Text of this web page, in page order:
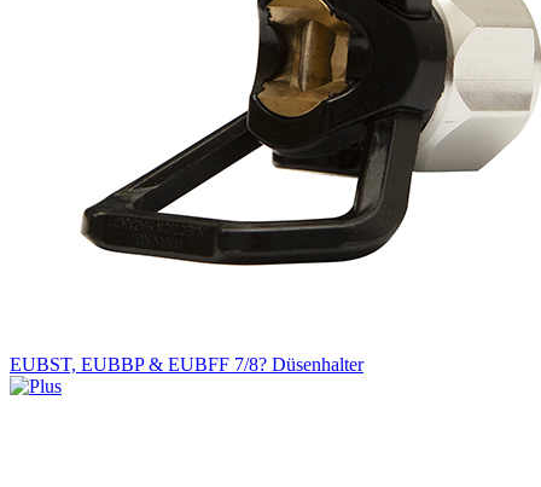
EUBST, EUBBP & EUBFF 7/8? Düsenhalter